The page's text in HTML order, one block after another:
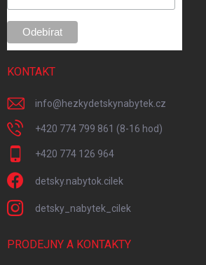
KONTAKT
info@hezkydetskynabytek.cz
+420 774 799 861 (8-16 hod)
+420 774 126 964
detsky.nabytok.cilek
detsky_nabytek_cilek
PRODEJNY A KONTAKTY